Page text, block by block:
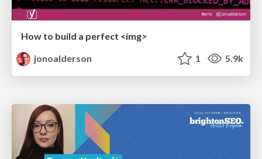
How to build a perfect <img>
jonoalderson
1 5.9k